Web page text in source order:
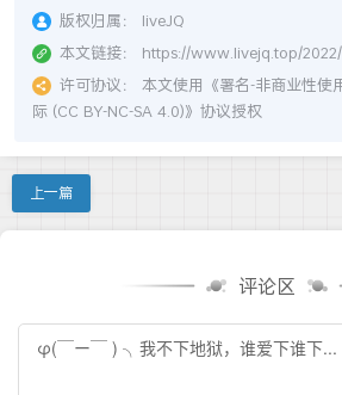
版权归属：
liveJQ
本文链接：
https://www.livejq.top/
许可协议：
本文使用《署名-非商业性使
际 (CC BY-NC-SA 4.0)》协议授权
上一篇
评论区